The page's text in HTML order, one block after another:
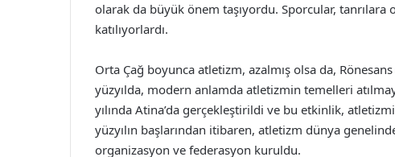
olarak da büyük önem taşıyordu. Sporcular, tanrılara
katılıyorlardı.
Orta Çağ boyunca atletizm, azalmış olsa da,
yüzyılda, modern anlamda atletizmin temelleri
yılında Atina’da gerçekleştirildi ve bu etkinlik,
yüzyılın başlarından itibaren, atletizm dünya
organizasyon ve federasyon kuruldu.